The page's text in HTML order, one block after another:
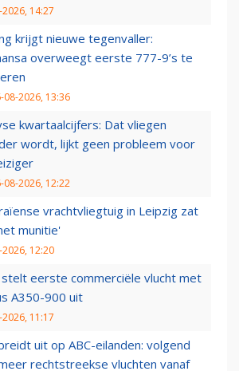
14:27
krijgt nieuwe tegenvaller:
overweegt eerste 777-9’s te
08-2026, 13:36
kwartaalcijfers: Dat vliegen
wordt, lijkt geen probleem voor
08-2026, 12:22
vrachtvliegtuig in Leipzig zat
munitie'
2026, 12:20
stelt eerste commerciële vlucht met
A350-900 uit
11:17
uit op ABC-eilanden: volgend
rechtstreekse vluchten vanaf